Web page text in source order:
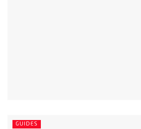
GUIDES